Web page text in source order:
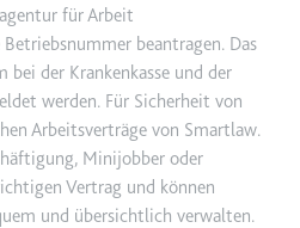
für Arbeit
Betriebsnummer beantragen. Das
bei der Krankenkasse und der
werden. Für Sicherheit von
Arbeitsverträge von Smartlaw.
Minijobber oder
Vertrag und können
und übersichtlich verwalten.